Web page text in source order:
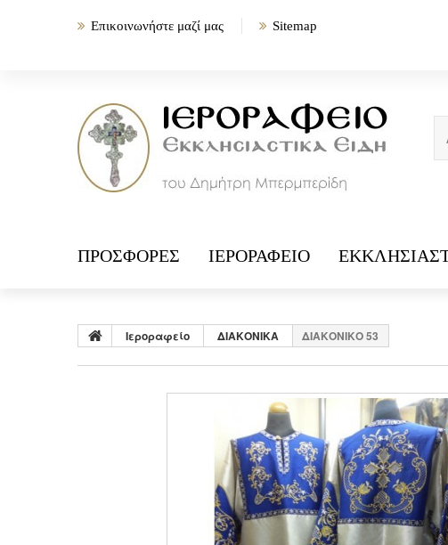
Επικοινωνήστε μαζί μας Sitemap
ΠΡΟΣΦΟΡΈΣ ΙΕΡΟΡΑΦΕΊΟ
Ιεροραφείο ΔΙΑΚΟΝΙΚΑ ΔΙΑΚΟΝΙΚΟ 53